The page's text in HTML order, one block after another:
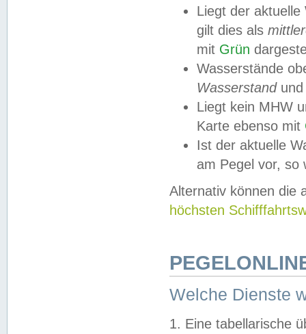
Liegt der
gilt dies als
mit Grün
Wasserstände
Wasserstandund
Liegt kein MHW
Karte ebenso mit
Ist der aktuelle
am Pegel vor,
Alternativ können die
höchsten
Welche Dienste
1. Eine tabellarische